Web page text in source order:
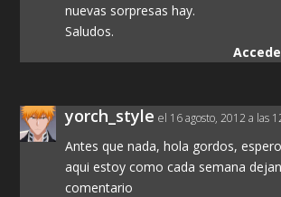
nuevas sorpresas hay.
Saludos.
yorch_style el 16 agosto, 2012 a las
Antes que nada, hola gordos,
aqui estoy como cada semana
comentario